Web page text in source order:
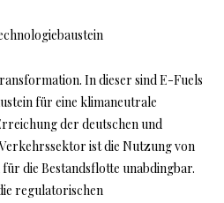
In dieser sind E-Fuels
für eine klimaneutrale
der deutschen und
ist die Nutzung von
die Bestandsflotte unabdingbar.
regulatorischen